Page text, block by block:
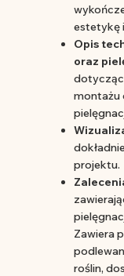
estetykę
Opis
oraz
montażu
projektu.
Zawiera
roślin,